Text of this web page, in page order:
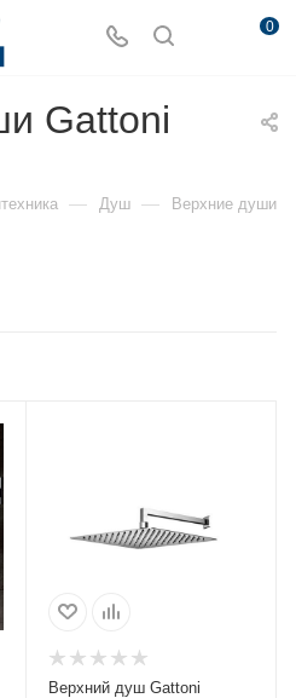
0
Gattoni
— Душ — Верхние души
Верхний душ Gattoni